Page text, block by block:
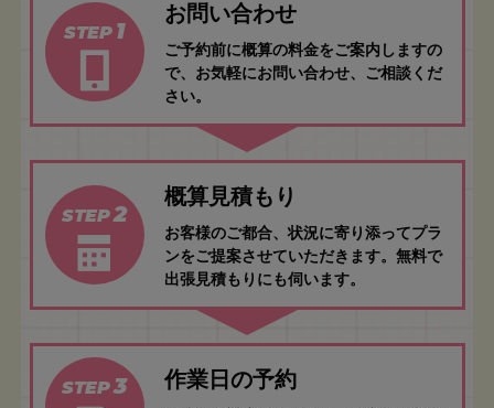
STEP 1
お問い合わせ
ご予約前に概算の料金をご案内しますの
で、お気軽にお問い合わせ、ご相談くだ
さい。
STEP2
概算見積もり
お客様のご都合、状況に寄り添ってプラ
ンをご提案させていただきます。無料で
出張見積もりにも伺います。
STEP3 作業日の予約